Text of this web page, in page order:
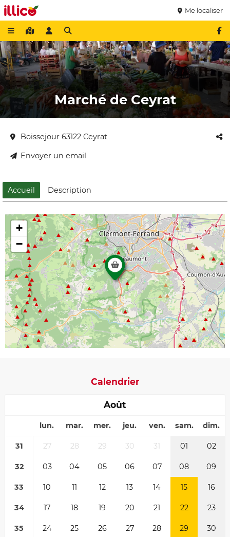
Me localiser
Marché de Ceyrat
Boissejour 63122 Ceyrat
Envoyer un email
Accueil Description
+
−
Calendrier
Août
lun. mar. mer. jeu. ven. sam. dim.
31 27 28 29 30 31 01 02
32 03 04 05 06 07 08 09
33 10 11 12 13 14 15 16
34 17 18 19 20 21 22 23
35 24 25 26 27 28 29 30